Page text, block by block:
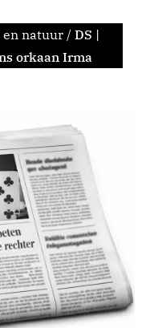
natuur / DS |
orkaan Irma